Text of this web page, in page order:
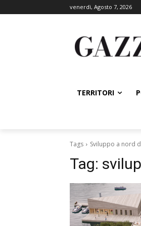
venerdì, Agosto 7, 2026
TERRITORI
Tags Sviluppo a nord
Tag: